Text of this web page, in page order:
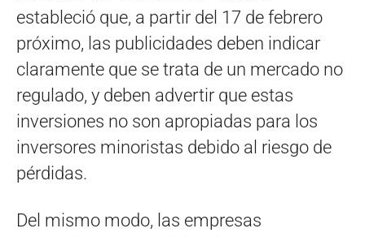
estableció que, a partir del 17 de febrero
próximo, las publicidades deben indicar
claramente que se trata de un mercado no
regulado, y deben advertir que estas
inversiones no son apropiadas para los
inversores minoristas debido al riesgo de
pérdidas.
Del mismo modo, las empresas